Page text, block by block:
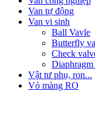
Van tự động
Van vi sinh
Ball Vavle
Butterfly
Check
Vật tư phụ, ron...
Vỏ màng RO